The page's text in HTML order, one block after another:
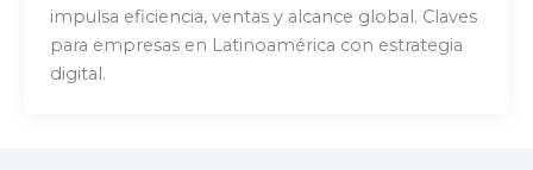
impulsa eficiencia, ventas y alcance global. Claves
para empresas en Latinoamérica con estrategia
digital.